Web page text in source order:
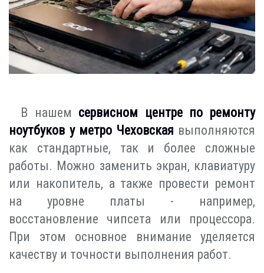
В нашем сервисном центре по ремонту
ноутбуков у метро Чеховская выполняются
как стандартные, так и более сложные
работы. Можно заменить экран, клавиатуру
или накопитель, а также провести ремонт
на уровне платы - например,
восстановление чипсета или процессора.
При этом основное внимание уделяется
качеству и точности выполнения работ.